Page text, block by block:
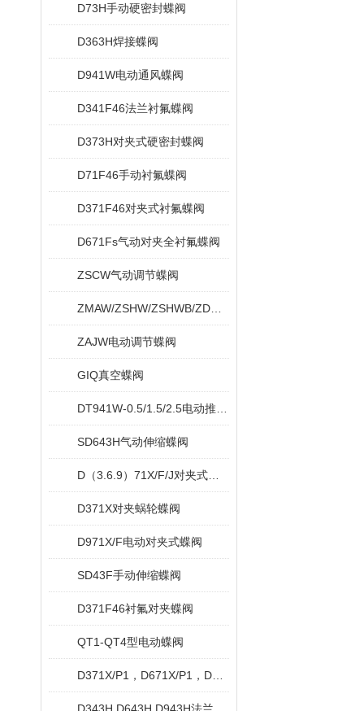
D73H手动硬密封蝶阀
D363H焊接蝶阀
D941W电动通风蝶阀
D341F46法兰衬氟蝶阀
D373H对夹式硬密封蝶阀
D71F46手动衬氟蝶阀
D371F46对夹式衬氟蝶阀
D671Fs气动对夹全衬氟蝶阀
ZSCW气动调节蝶阀
ZAJW电动调节蝶阀
GIQ真空蝶阀
SD643H气动伸缩蝶阀
D371X对夹蜗轮蝶阀
D971X/F电动对夹式蝶阀
SD43F手动伸缩蝶阀
D371F46衬氟对夹蝶阀
QT1-QT4型电动蝶阀